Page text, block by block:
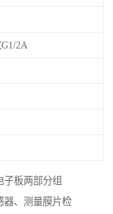
2A
子板两部分组
器、测量膜片检